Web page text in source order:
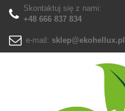
Skontaktuj się z nami:
+48 666 837 834
e-mail: sklep@ekohellux.pl